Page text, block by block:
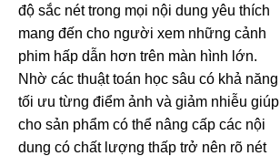
độ sắc nét trong mọi nội dung yêu thích
mang đến cho người xem những cảnh
phim hấp dẫn hơn trên màn hình lớn.
Nhờ các thuật toán học sâu có khả năng
tối ưu từng điểm ảnh và giảm nhiễu giúp
cho sản phẩm có thể nâng cấp các nội
dung có chất lượng thấp trở nên rõ nét